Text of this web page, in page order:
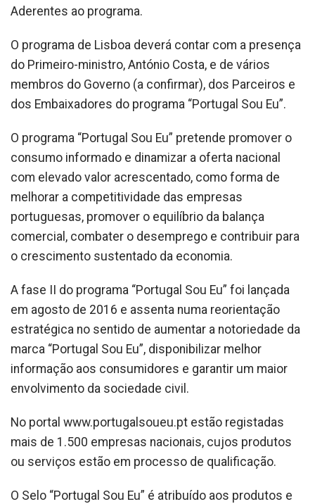
Aderentes ao programa.
O programa de Lisboa deverá contar com a presença
do Primeiro-ministro, António Costa, e de vários
membros do Governo (a confirmar), dos Parceiros e
dos Embaixadores do programa “Portugal Sou Eu”.
O programa “Portugal Sou Eu” pretende promover o
consumo informado e dinamizar a oferta nacional
com elevado valor acrescentado, como forma de
melhorar a competitividade das empresas
portuguesas, promover o equilíbrio da balança
comercial, combater o desemprego e contribuir para
o crescimento sustentado da economia.
A fase II do programa “Portugal Sou Eu” foi lançada
em agosto de 2016 e assenta numa reorientação
estratégica no sentido de aumentar a notoriedade da
marca “Portugal Sou Eu”, disponibilizar melhor
informação aos consumidores e garantir um maior
envolvimento da sociedade civil.
No portal www.portugalsoueu.pt estão registadas
mais de 1.500 empresas nacionais, cujos produtos
ou serviços estão em processo de qualificação.
O Selo “Portugal Sou Eu” é atribuído aos produtos e